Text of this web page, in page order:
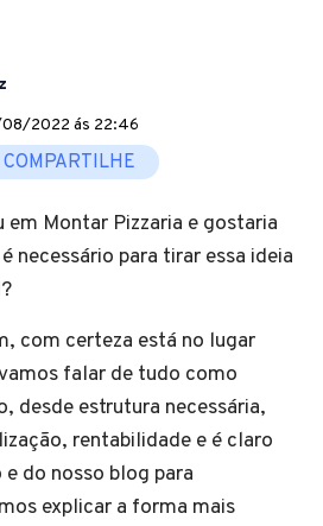
08/2022 ás 22:46
COMPARTILHE
em Montar Pizzaria e gostaria
necessário para tirar essa ideia
com certeza está no lugar
falar de tudo como
desde estrutura necessária,
rentabilidade e é claro
do nosso blog para
explicar a forma mais